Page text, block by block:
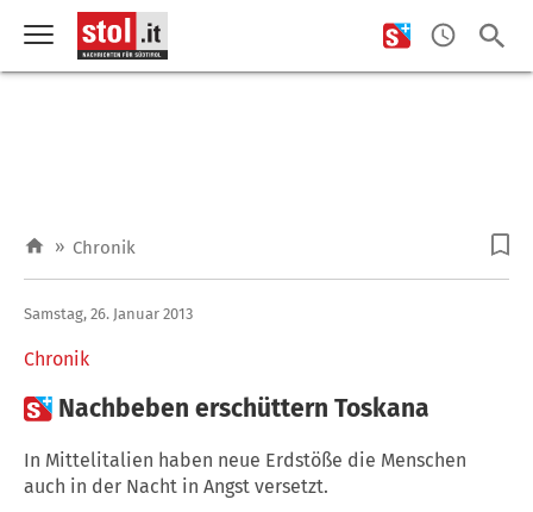
» Chronik
Chronik
Samstag, 26. Januar 2013
 Nachbeben erschüttern Toskana
In Mittelitalien haben neue Erdstöße die Menschen
auch in der Nacht in Angst versetzt.